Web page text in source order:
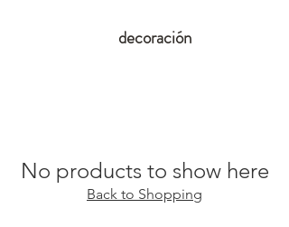
decoración
No products to show here
Back to Shopping